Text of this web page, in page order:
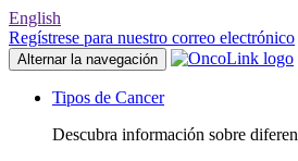
English
Regístrese para nuestro correo electrónico
Alternar la navegación
Tipos de Cancer
Descubra información sobre